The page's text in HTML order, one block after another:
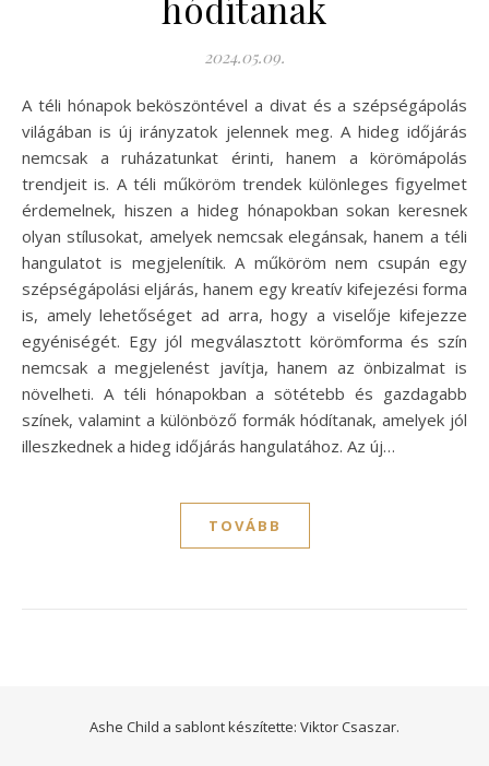
2024.05.09.
A téli hónapok beköszöntével a divat és a szépségápolás
világában is új irányzatok jelennek meg. A hideg időjárás
nemcsak a ruházatunkat érinti, hanem a körömápolás
trendjeit is. A téli műköröm trendek különleges figyelmet
érdemelnek, hiszen a hideg hónapokban sokan keresnek
olyan stílusokat, amelyek nemcsak elegánsak, hanem a téli
hangulatot is megjelenítik. A műköröm nem csupán egy
szépségápolási eljárás, hanem egy kreatív kifejezési forma
is, amely lehetőséget ad arra, hogy a viselője kifejezze
egyéniségét. Egy jól megválasztott körömforma és szín
nemcsak a megjelenést javítja, hanem az önbizalmat is
növelheti. A téli hónapokban a sötétebb és gazdagabb
színek, valamint a különböző formák hódítanak, amelyek jól
illeszkednek a hideg időjárás hangulatához. Az új…
TOVÁBB
Ashe Child a sablont készítette: Viktor Csaszar.